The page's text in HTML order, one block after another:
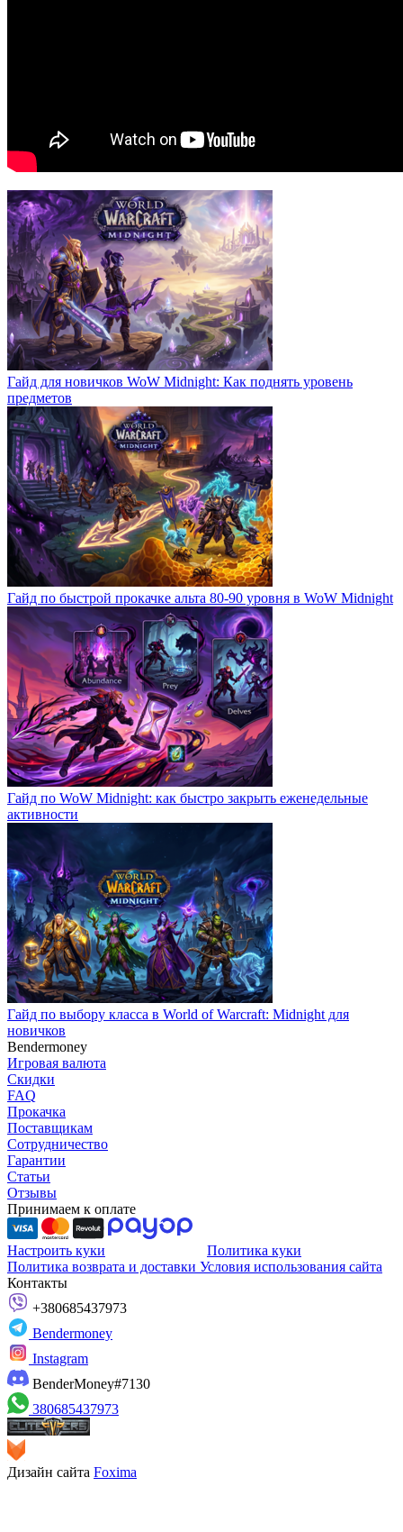
Гайд для новичков WoW Midnight: Как поднять уровень
предметов
Гайд по быстрой прокачке альта 80-90 уровня в WoW Midnight
Гайд по WoW Midnight: как быстро закрыть еженедельные
активности
Гайд по выбору класса в World of Warcraft: Midnight для
новичков
Bendermoney
Игровая валюта
Скидки
FAQ
Прокачка
Поставщикам
Сотрудничество
Гарантии
Статьи
Отзывы
Принимаем к оплате
Настроить куки
Политика куки
Политика возврата и доставки Условия использования сайта
Контакты
+380685437973
Bendermoney
Instagram
BenderMoney#7130
380685437973
Дизайн сайта Foxima